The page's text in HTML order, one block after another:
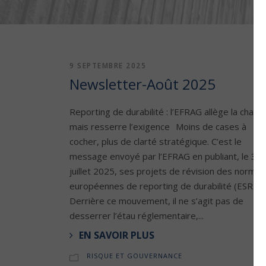
9 SEPTEMBRE 2025
Newsletter-Août 2025
Reporting de durabilité : l’EFRAG allège la
mais resserre l’exigence Moins de cases à
cocher, plus de clarté stratégique. C’est le
message envoyé par l’EFRAG en publiant, le 31
juillet 2025, ses projets de révision des normes
européennes de reporting de durabilité (ESRS).
Derrière ce mouvement, il ne s’agit pas de
desserrer l’étau réglementaire,...
EN SAVOIR PLUS
RISQUE ET GOUVERNANCE